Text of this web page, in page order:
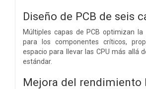
Diseño de PCB de seis
Múltiples capas de PCB optimizan
para los componentes críticos,
espacio para llevar las CPU más allá
estándar.
Mejora del rendimiento